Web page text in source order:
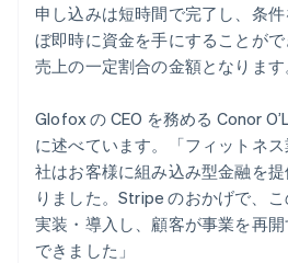
申し込みは短時間で完了し、条
ぼ即時に資金を手にすることが
売上の一定割合の金額となります
Glofox の CEO を務める Conor
に述べています。「フィットネ
社はお客様に組み込み型金融を
りました。Stripe のおかげで、
実装・導入し、顧客が事業を再
できました」
スイス
Deutsch Français Italiano English
スウェーデン
SvenskaEnglish
EspañolEnglish
スロバキア
English
スロベニア
English Italiano
タイ
ไทยEnglish